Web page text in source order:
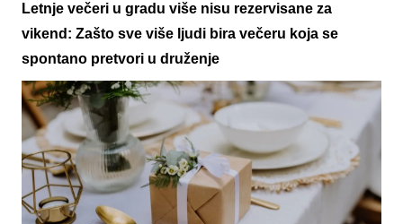
Letnje večeri u gradu više nisu rezervisane za
vikend: Zašto sve više ljudi bira večeru koja se
spontano pretvori u druženje